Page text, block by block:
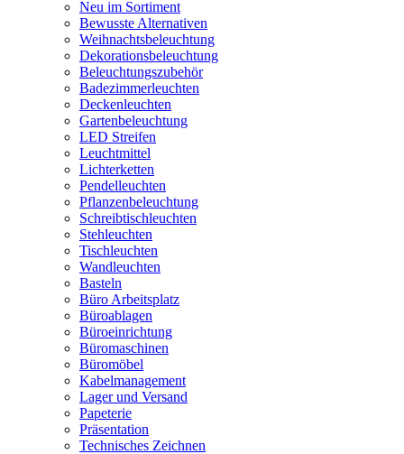
Neu im Sortiment
Bewusste Alternativen
Weihnachtsbeleuchtung
Dekorationsbeleuchtung
Beleuchtungszubehör
Badezimmerleuchten
Deckenleuchten
Gartenbeleuchtung
LED Streifen
Leuchtmittel
Lichterketten
Pendelleuchten
Pflanzenbeleuchtung
Schreibtischleuchten
Stehleuchten
Tischleuchten
Wandleuchten
Basteln
Büro Arbeitsplatz
Büroablagen
Büroeinrichtung
Büromaschinen
Büromöbel
Kabelmanagement
Lager und Versand
Papeterie
Präsentation
Technisches Zeichnen